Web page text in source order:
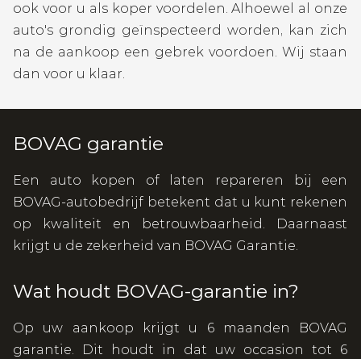
ook voor u als koper voordelen. Alhoewel al onze
auto's grondig geïnspecteerd worden, kan zich
na de aankoop een gebrek voordoen. Wij staan
dan voor u klaar.
BOVAG garantie
Een auto kopen of laten repareren bij een
BOVAG-autobedrijf betekent dat u kunt rekenen
op kwaliteit en betrouwbaarheid. Daarnaast
krijgt u de zekerheid van BOVAG Garantie.
Wat houdt BOVAG-garantie in?
Op uw aankoop krijgt u 6 maanden BOVAG
garantie. Dit houdt in dat uw occasion tot 6